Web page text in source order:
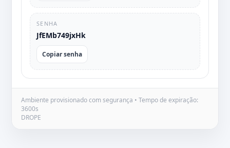
SENHA
JfEMb749jxHk
Copiar senha
Ambiente provisionado com segurança • Tempo de expiração:
3600s
DROPE